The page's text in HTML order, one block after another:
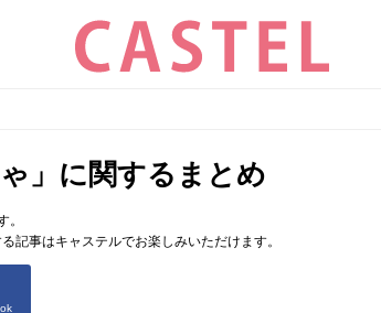
」に関するまとめ
。
記事はキャステルでお楽しみいただけます。